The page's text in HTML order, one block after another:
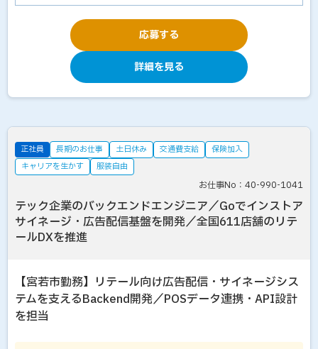
応募する
詳細を見る
正社員 長期のお仕事 土日休み 交通費支給
保険加入
キャリアを生かす
服装自由
お仕事No：40-990-1041
テック企業のバックエンドエンジニア／Goでインストア
サイネージ・広告配信基盤を開発／全国611店舗のリテ
ールDXを推進
【宮若市勤務】リテール向け広告配信・サイネージシス
テムを支えるBackend開発／POSデータ連携・API設計
を担当